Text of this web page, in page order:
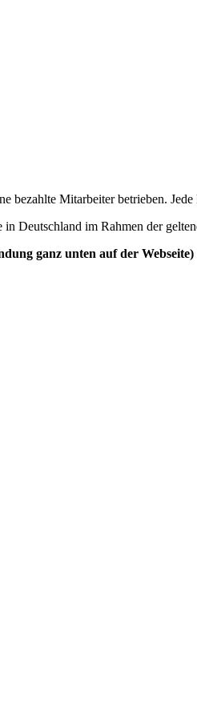
bezahlte Mitarbeiter betrieben.
Deutschland im Rahmen der
ganz unten auf der